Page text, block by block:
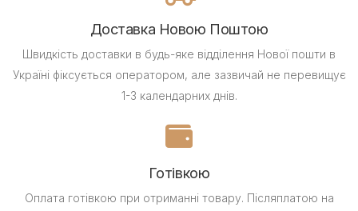
Доставка Новою Поштою
Швидкість доставки в будь-яке відділення Нової пошти в
Україні фіксується оператором, але зазвичай не перевищує
1-3 календарних днів.
Готівкою
Оплата готівкою при отриманні товару. Післяплатою на